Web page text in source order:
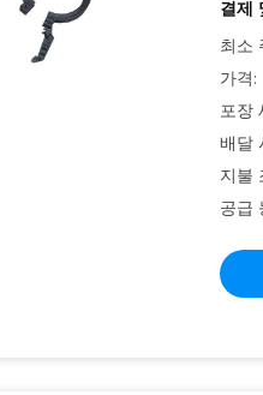
결제
최소
가격:
포장
배달
지불
공급